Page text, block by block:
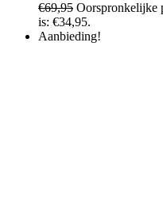
€69,95 Oorspronkelijke
is: €34,95.
Aanbieding!